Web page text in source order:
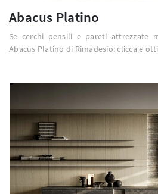
Abacus Platino
Se cerchi pensili e pareti attrezzate
Abacus Platino di Rimadesio: clicca e